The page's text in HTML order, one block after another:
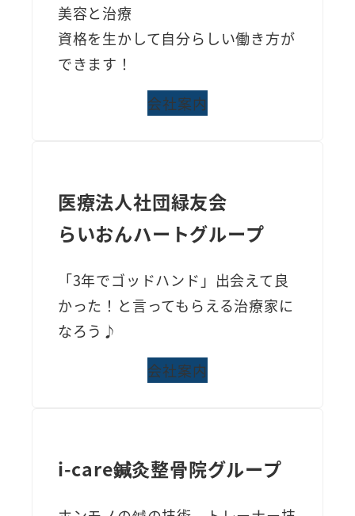
美容と治療
資格を生かして自分らしい働き方が
できます！
会社案内
医療法人社団緑友会
らいおんハートグループ
「3年でゴッドハンド」出会えて良
かった！と言ってもらえる治療家に
なろう♪
会社案内
i-care鍼灸整骨院グループ